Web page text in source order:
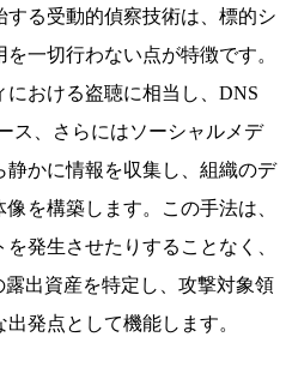
る受動的偵察技術は、標的シ
一切行わない点が特徴です。
おける盗聴に相当し、DNS
ス、さらにはソーシャルメデ
静かに情報を収集し、組織のデ
を構築します。この手法は、
発生させたりすることなく、
露出資産を特定し、攻撃対象領
発点として機能します。